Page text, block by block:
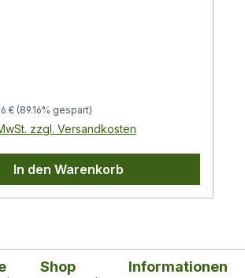
Kabelführung
sauberen Kabelverlauf.Mit
mm Stereo-Klinkenstecker löten
passgenau für Ihre
Verarbeitung.In der
Fertigung, bei Installationen
Preis:
€ (89.16% gespart)
zzgl. Versandkosten
In den Warenkorb
Shop
Informationen